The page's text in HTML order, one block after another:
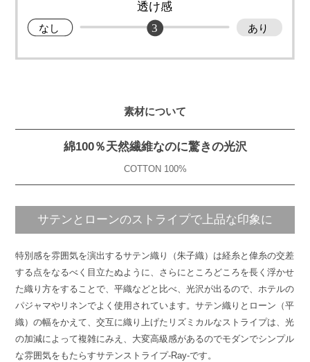
素材について
綿100％天然繊維なのに驚きの光沢
COTTON 100%
サテンとローンのストライプで上品な印象に
特別感を雰囲気を演出するサテン織り（朱子織）は経糸と偉糸の交差
する点をなるべく目立たぬように、さらにところどころを長く浮かせ
た織り方をすることで、平織などと比べ、光沢が出るので、ホテルの
パジャマやリネンでよく使用されています。サテン織りとローン（平
織）の幅をかえて、交互に織り上げたリズミカルなストライプは、光
の加減によって複雑にみえ、大変高級感があるのでモダンでシンプル
な雰囲気をもたらすサテンストライプ-Ray-です。